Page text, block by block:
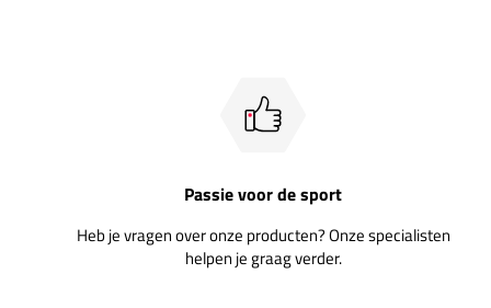
Passie voor de sport
Heb je vragen over onze producten? Onze specialisten
helpen je graag verder.